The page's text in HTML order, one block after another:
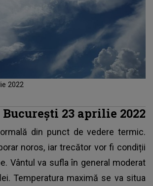
2022
23 aprilie 2022
din punct de vedere termic.
noros, iar trecător vor fi condiții
Vântul va sufla în general moderat
Temperatura maximă se va situa